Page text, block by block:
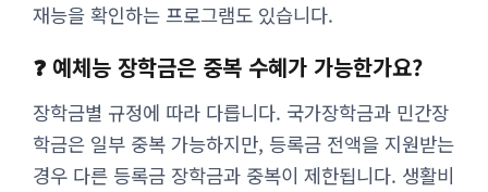
재능을 확인하는 프로그램도 있습니다.
❓ 예체능 장학금은 중복 수혜가 가능한가요?
장학금별 규정에 따라 다릅니다. 국가장학금과 민간장
학금은 일부 중복 가능하지만, 등록금 전액을 지원받는
경우 다른 등록금 장학금과 중복이 제한됩니다. 생활비